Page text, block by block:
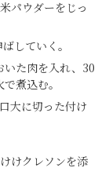
パウダーをじっ
していく。
いた肉を入れ、30
煮込む。
大に切った付け
けクレソンを添